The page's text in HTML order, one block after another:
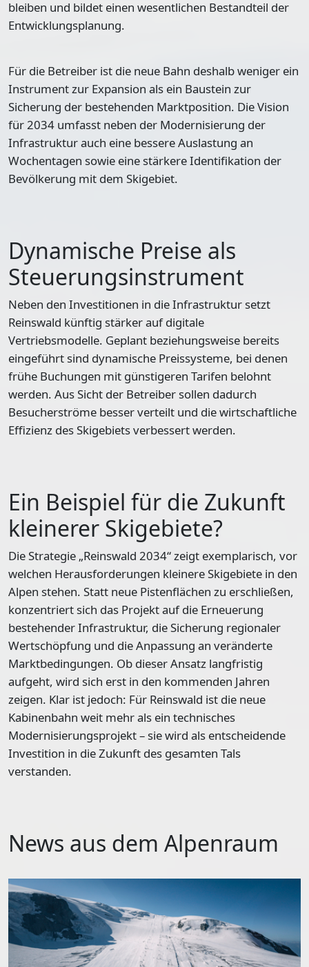
bleiben und bildet einen wesentlichen Bestandteil der
Entwicklungsplanung.
Für die Betreiber ist die neue Bahn deshalb weniger ein
Instrument zur Expansion als ein Baustein zur
Sicherung der bestehenden Marktposition. Die Vision
für 2034 umfasst neben der Modernisierung der
Infrastruktur auch eine bessere Auslastung an
Wochentagen sowie eine stärkere Identifikation der
Bevölkerung mit dem Skigebiet.
Dynamische Preise als
Steuerungsinstrument
Neben den Investitionen in die Infrastruktur setzt
Reinswald künftig stärker auf digitale
Vertriebsmodelle. Geplant beziehungsweise bereits
eingeführt sind dynamische Preissysteme, bei denen
frühe Buchungen mit günstigeren Tarifen belohnt
werden. Aus Sicht der Betreiber sollen dadurch
Besucherströme besser verteilt und die wirtschaftliche
Effizienz des Skigebiets verbessert werden.
Ein Beispiel für die Zukunft
kleinerer Skigebiete?
Die Strategie „Reinswald 2034“ zeigt exemplarisch, vor
welchen Herausforderungen kleinere Skigebiete in den
Alpen stehen. Statt neue Pistenflächen zu erschließen,
konzentriert sich das Projekt auf die Erneuerung
bestehender Infrastruktur, die Sicherung regionaler
Wertschöpfung und die Anpassung an veränderte
Marktbedingungen. Ob dieser Ansatz langfristig
aufgeht, wird sich erst in den kommenden Jahren
zeigen. Klar ist jedoch: Für Reinswald ist die neue
Kabinenbahn weit mehr als ein technisches
Modernisierungsprojekt – sie wird als entscheidende
Investition in die Zukunft des gesamten Tals
verstanden.
News aus dem Alpenraum